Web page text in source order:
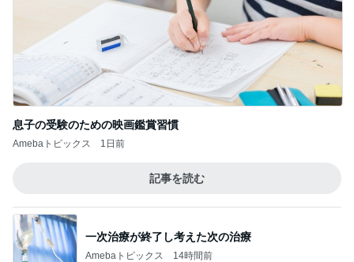
息子の受験のための映画鑑賞習慣
Amebaトピックス 1日前
記事を読む
一次治療が終了し考えた次の治療
Amebaトピックス 14時間前